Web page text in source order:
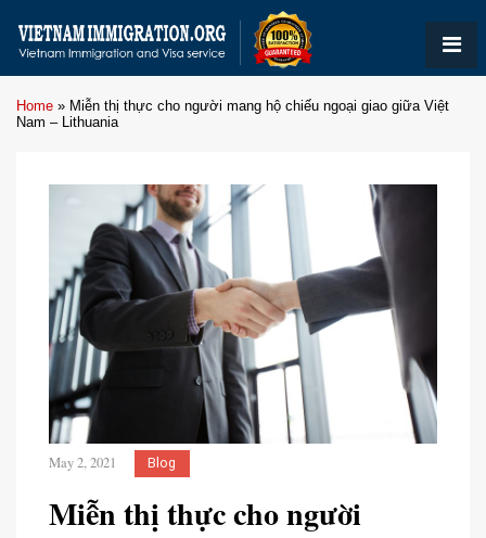
Home » Miễn thị thực cho người mang hộ chiếu ngoại giao giữa Việt
Nam – Lithuania
May 2, 2021 Blog
Miễn thị thực cho người